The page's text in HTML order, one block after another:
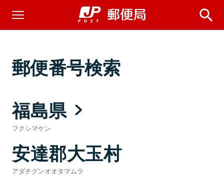
郵便番号検索
福島県
フクシマケン
安達郡大玉村
アダチグンオオタマムラ